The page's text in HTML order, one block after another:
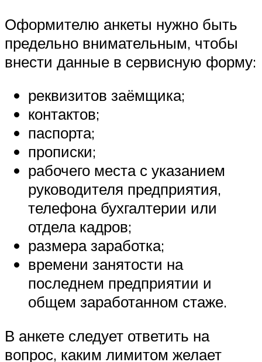
Оформителю анкеты нужно быть
предельно внимательным, чтобы
внести данные в сервисную форму:
реквизитов заёмщика;
контактов;
паспорта;
прописки;
рабочего места с указанием
руководителя предприятия,
телефона бухгалтерии или
отдела кадров;
размера заработка;
времени занятости на
последнем предприятии и
общем заработанном стаже.
В анкете следует ответить на
вопрос, каким лимитом желает